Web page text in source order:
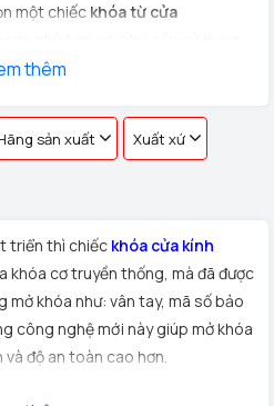
một chiếc khóa từ cửa
hàng, nhà riêng
thêm
sản xuất Xuất xứ
triển thì chiếc khóa cửa kính
khóa cơ truyền thống, mà đã được
khóa như: vân tay, mã số bảo
công nghệ mới này giúp mở khóa
độ an toàn cao hơn.